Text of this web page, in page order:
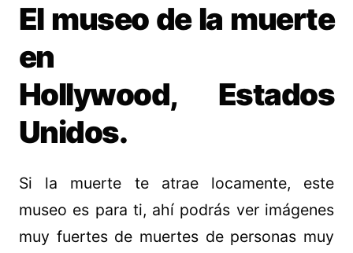
El museo de la muerte
en
Hollywood, Estados
Unidos.
Si la muerte te atrae locamente, este
museo es para ti, ahí podrás ver imágenes
muy fuertes de muertes de personas muy